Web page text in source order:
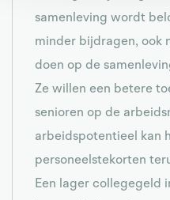
samenleving wordt
minder bijdragen, ook
doen op de
Ze willen een betere
senioren op de
arbeidspotentieel kan
personeelstekorten
Een lager collegegeld